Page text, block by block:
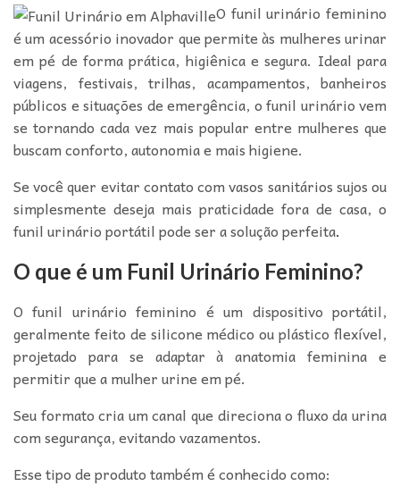
O funil urinário feminino
é um acessório inovador que permite às mulheres urinar
em pé de forma prática, higiênica e segura. Ideal para
viagens, festivais, trilhas, acampamentos, banheiros
públicos e situações de emergência, o funil urinário vem
se tornando cada vez mais popular entre mulheres que
buscam conforto, autonomia e mais higiene.
Se você quer evitar contato com vasos sanitários sujos ou
simplesmente deseja mais praticidade fora de casa, o
funil urinário portátil pode ser a solução perfeita.
O que é um Funil Urinário Feminino?
O funil urinário feminino é um dispositivo portátil,
geralmente feito de silicone médico ou plástico flexível,
projetado para se adaptar à anatomia feminina e
permitir que a mulher urine em pé.
Seu formato cria um canal que direciona o fluxo da urina
com segurança, evitando vazamentos.
Esse tipo de produto também é conhecido como: